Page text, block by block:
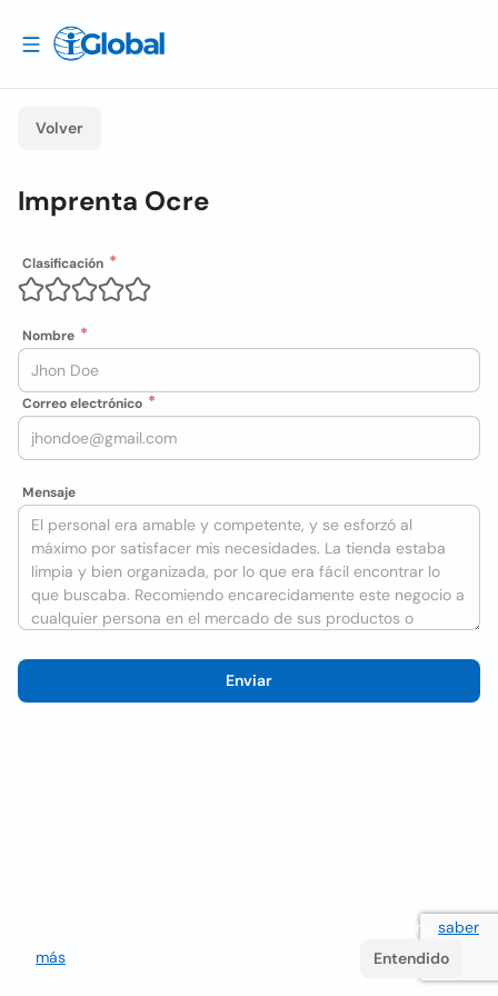
Volver
Imprenta Ocre
Clasificación
Nombre
Correo electrónico
Mensaje
Enviar
Utilizamos cookies para mejorar la experiencia del usuario saber
más
Entendido